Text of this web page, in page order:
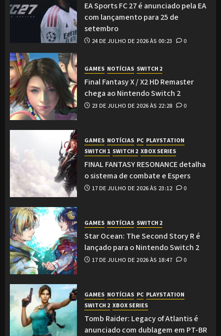
EA Sports FC 27 é anunciado pela EA
com lançamento para 25 de
setembro
24 DE JULHO DE 2026 ÀS 00:23 0
GAMES NOTÍCIAS SWITCH 2
Final Fantasy X / X2 HD Remaster
chega ao Nintendo Switch 2
23 DE JULHO DE 2026 ÀS 22:28 0
GAMES NOTÍCIAS PC PLAYSTATION
SWITCH 1 SWITCH 2 XBOX SERIES
FINAL FANTASY RESONANCE detalha
o sistema de combate e Espers
17 DE JULHO DE 2026 ÀS 23:12 0
GAMES NOTÍCIAS SWITCH 2
Star Ocean: The Second Story R é
lançado para o Nintendo Switch 2
17 DE JULHO DE 2026 ÀS 18:47 0
GAMES NOTÍCIAS PC PLAYSTATION
SWITCH 2 XBOX SERIES
Tomb Raider: Legacy of Atlantis é
anunciado com dublagem em PT-BR